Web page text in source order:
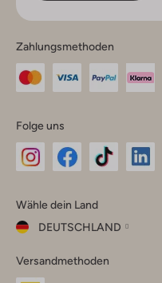
Zahlungsmethoden
Folge uns
Instagram
Facebook
TikTok
Wähle dein Land
DEUTSCHLAND
dein
Land
Versandmethoden